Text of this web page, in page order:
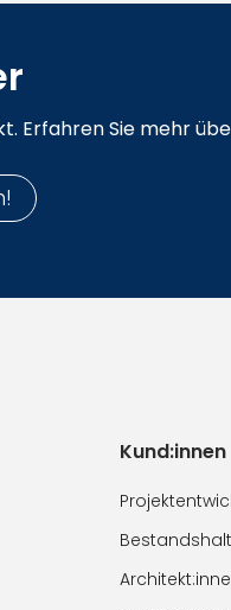
Erfahren Sie mehr
Kund:innen